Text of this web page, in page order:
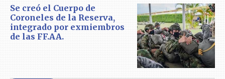
Se creó el Cuerpo de
Coroneles de la Reserva,
integrado por exmiembros
de las FF.AA.